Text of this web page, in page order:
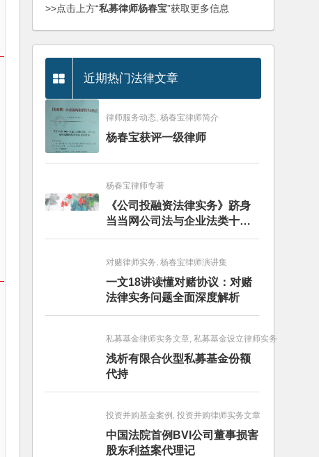
>>点击上方“私募律师杨春宝”获取更多信息
近期热门法律文章
律师服务动态, 杨春宝律师简介
杨春宝获评一级律师
杨春宝律师专著
《公司投融资法律实务》跻身
当当网公司法与企业法类十大
畅销图书榜
对赌律师实务, 杨春宝律师演讲集
一文18讲读懂对赌协议：对赌
法律实务问题全面深度解析
私募基金律师实务文章, 私募基金设立律师实务
浅析有限合伙型私募基金份额
代持
投资并购基金案例, 投资并购律师实务文章
中国法院首例BVI公司董事损害
股东利益案代理记